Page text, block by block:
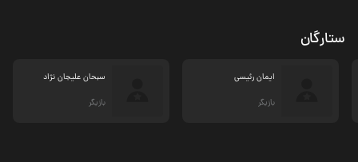
ستارگان
ایمان رئیسی
بازیگر
سبحان علیجان نژاد
بازیگر